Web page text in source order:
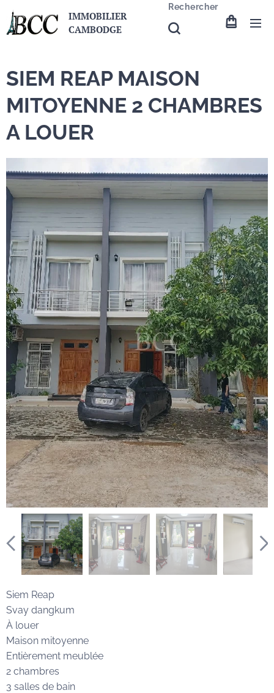
IMMOBILIER
CAMBODGE
Rechercher
SIEM REAP MAISON
MITOYENNE 2 CHAMBRES
A LOUER
Siem Reap
Svay dangkum
À louer
Maison mitoyenne
Entièrement meublée
2 chambres
3 salles de bain